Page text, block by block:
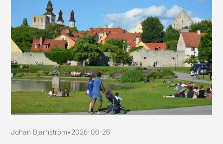
Johan Bjärnström•2026-06-26